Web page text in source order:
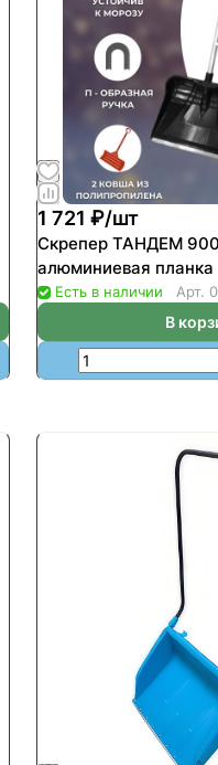
1 721 ₽/шт
Скрепер ТАНДЕМ 900*330мм
алюминиевая
Есть в наличии Арт.
В